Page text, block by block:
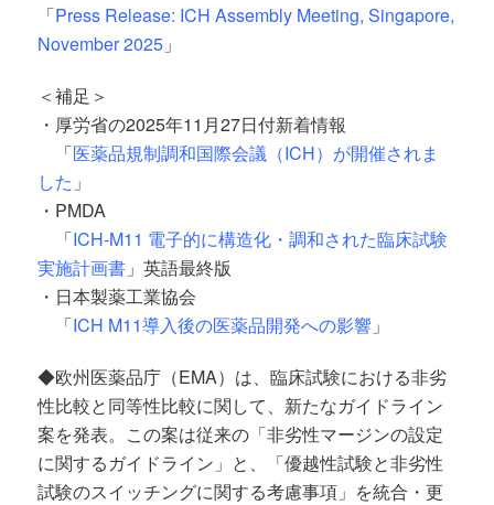
「Press Release: ICH Assembly Meeting, Singapore,
November 2025 」
＜補足＞
・厚労省の2025年11月27日付新着情報
「医薬品規制調和国際会議（ICH）が開催されま
した 」
・PMDA
「ICH-M11 電子的に構造化・調和された臨床試験
実施計画書 」英語最終版
・日本製薬工業協会
「ICH M11導入後の医薬品開発への影響 」
◆欧州医薬品庁（EMA）は、臨床試験における非劣
性比較と同等性比較に関して、新たなガイドライン
案を発表。この案は従来の「非劣性マージンの設定
に関するガイドライン」と、「優越性試験と非劣性
試験のスイッチングに関する考慮事項」を統合・更